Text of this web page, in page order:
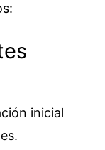
inicial